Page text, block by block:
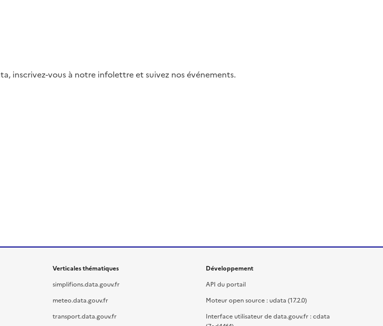
inscrivez-vous à notre infolettre et suivez nos événements.
Verticales thématiques
simplifions.data.gouv.fr
meteo.data.gouv.fr
transport.data.gouv.fr
Développement
API du portail
Moteur open source : udata (17.2.0)
Interface utilisateur de data.gouv.fr : cdata